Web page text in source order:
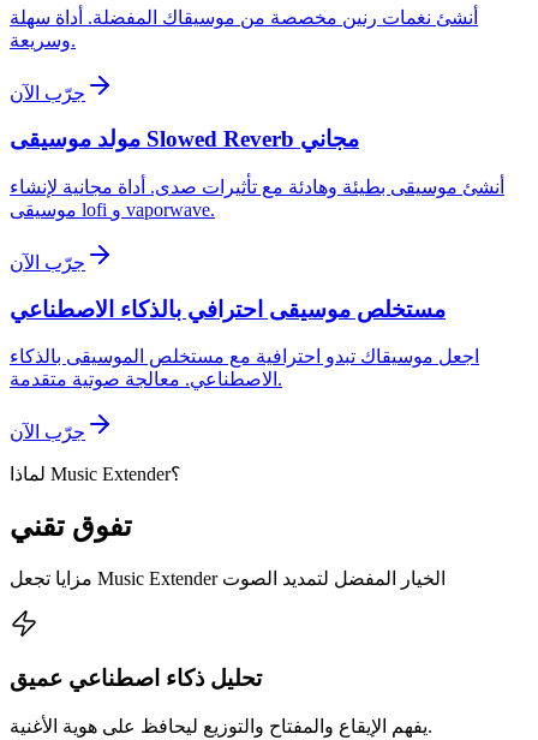
أنشئ نغمات رنين مخصصة من موسيقاك المفضلة. أداة سهلة
وسريعة.
جرّب الآن
مولد موسيقى Slowed Reverb مجاني
أنشئ موسيقى بطيئة وهادئة مع تأثيرات صدى. أداة مجانية لإنشاء
موسيقى lofi و vaporwave.
جرّب الآن
مستخلص موسيقى احترافي بالذكاء الاصطناعي
اجعل موسيقاك تبدو احترافية مع مستخلص الموسيقى بالذكاء
الاصطناعي. معالجة صوتية متقدمة.
جرّب الآن
لماذا Music Extender؟
تفوق تقني
مزايا تجعل Music Extender الخيار المفضل لتمديد الصوت
تحليل ذكاء اصطناعي عميق
يفهم الإيقاع والمفتاح والتوزيع ليحافظ على هوية الأغنية.